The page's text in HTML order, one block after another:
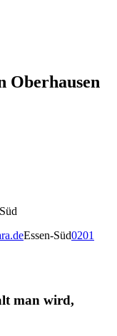
Essen-Süd0201
man wird,